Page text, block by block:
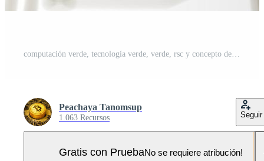
computación verde, tecnología verde, verde, rsc y concepto de ética de ti. Foto Pro
Peachaya Tanomsup
1.063 Recursos Seguir
Gratis con PruebaNo se requiere atribución!